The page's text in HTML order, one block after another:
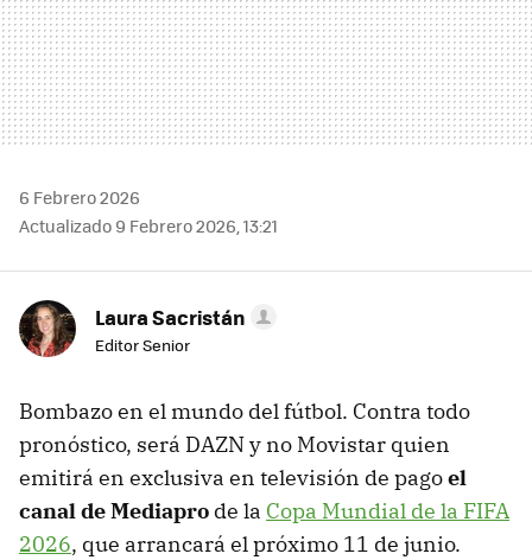
6 Febrero 2026
Actualizado 9 Febrero 2026, 13:21
Laura Sacristán
Editor Senior
Bombazo en el mundo del fútbol. Contra todo
pronóstico, será DAZN y no Movistar quien
emitirá en exclusiva en televisión de pagoel
canal de Mediapro de la Copa Mundial de la FIFA
2026, que arrancará el próximo 11 de junio.